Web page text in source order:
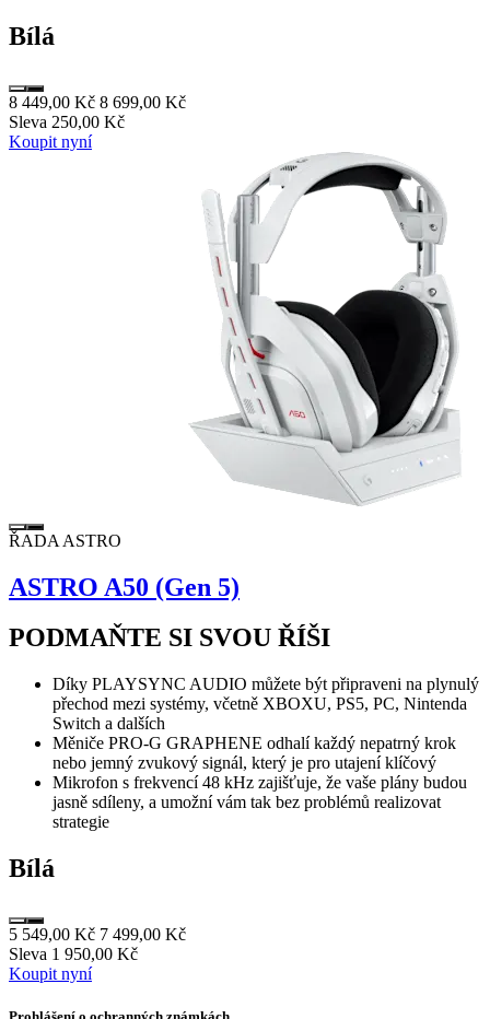
Bílá
8 449,00 Kč 8 699,00 Kč
Sleva 250,00 Kč
Koupit nyní
ŘADA ASTRO
ASTRO A50 (Gen 5)
PODMAŇTE SI SVOU ŘÍŠI
Díky PLAYSYNC AUDIO můžete být připraveni na plynulý
přechod mezi systémy, včetně XBOXU, PS5, PC, Nintenda
Switch a dalších
Měniče PRO-G GRAPHENE odhalí každý nepatrný krok
nebo jemný zvukový signál, který je pro utajení klíčový
Mikrofon s frekvencí 48 kHz zajišťuje, že vaše plány budou
jasně sdíleny, a umožní vám tak bez problémů realizovat
strategie
Bílá
5 549,00 Kč 7 499,00 Kč
Sleva 1 950,00 Kč
Koupit nyní